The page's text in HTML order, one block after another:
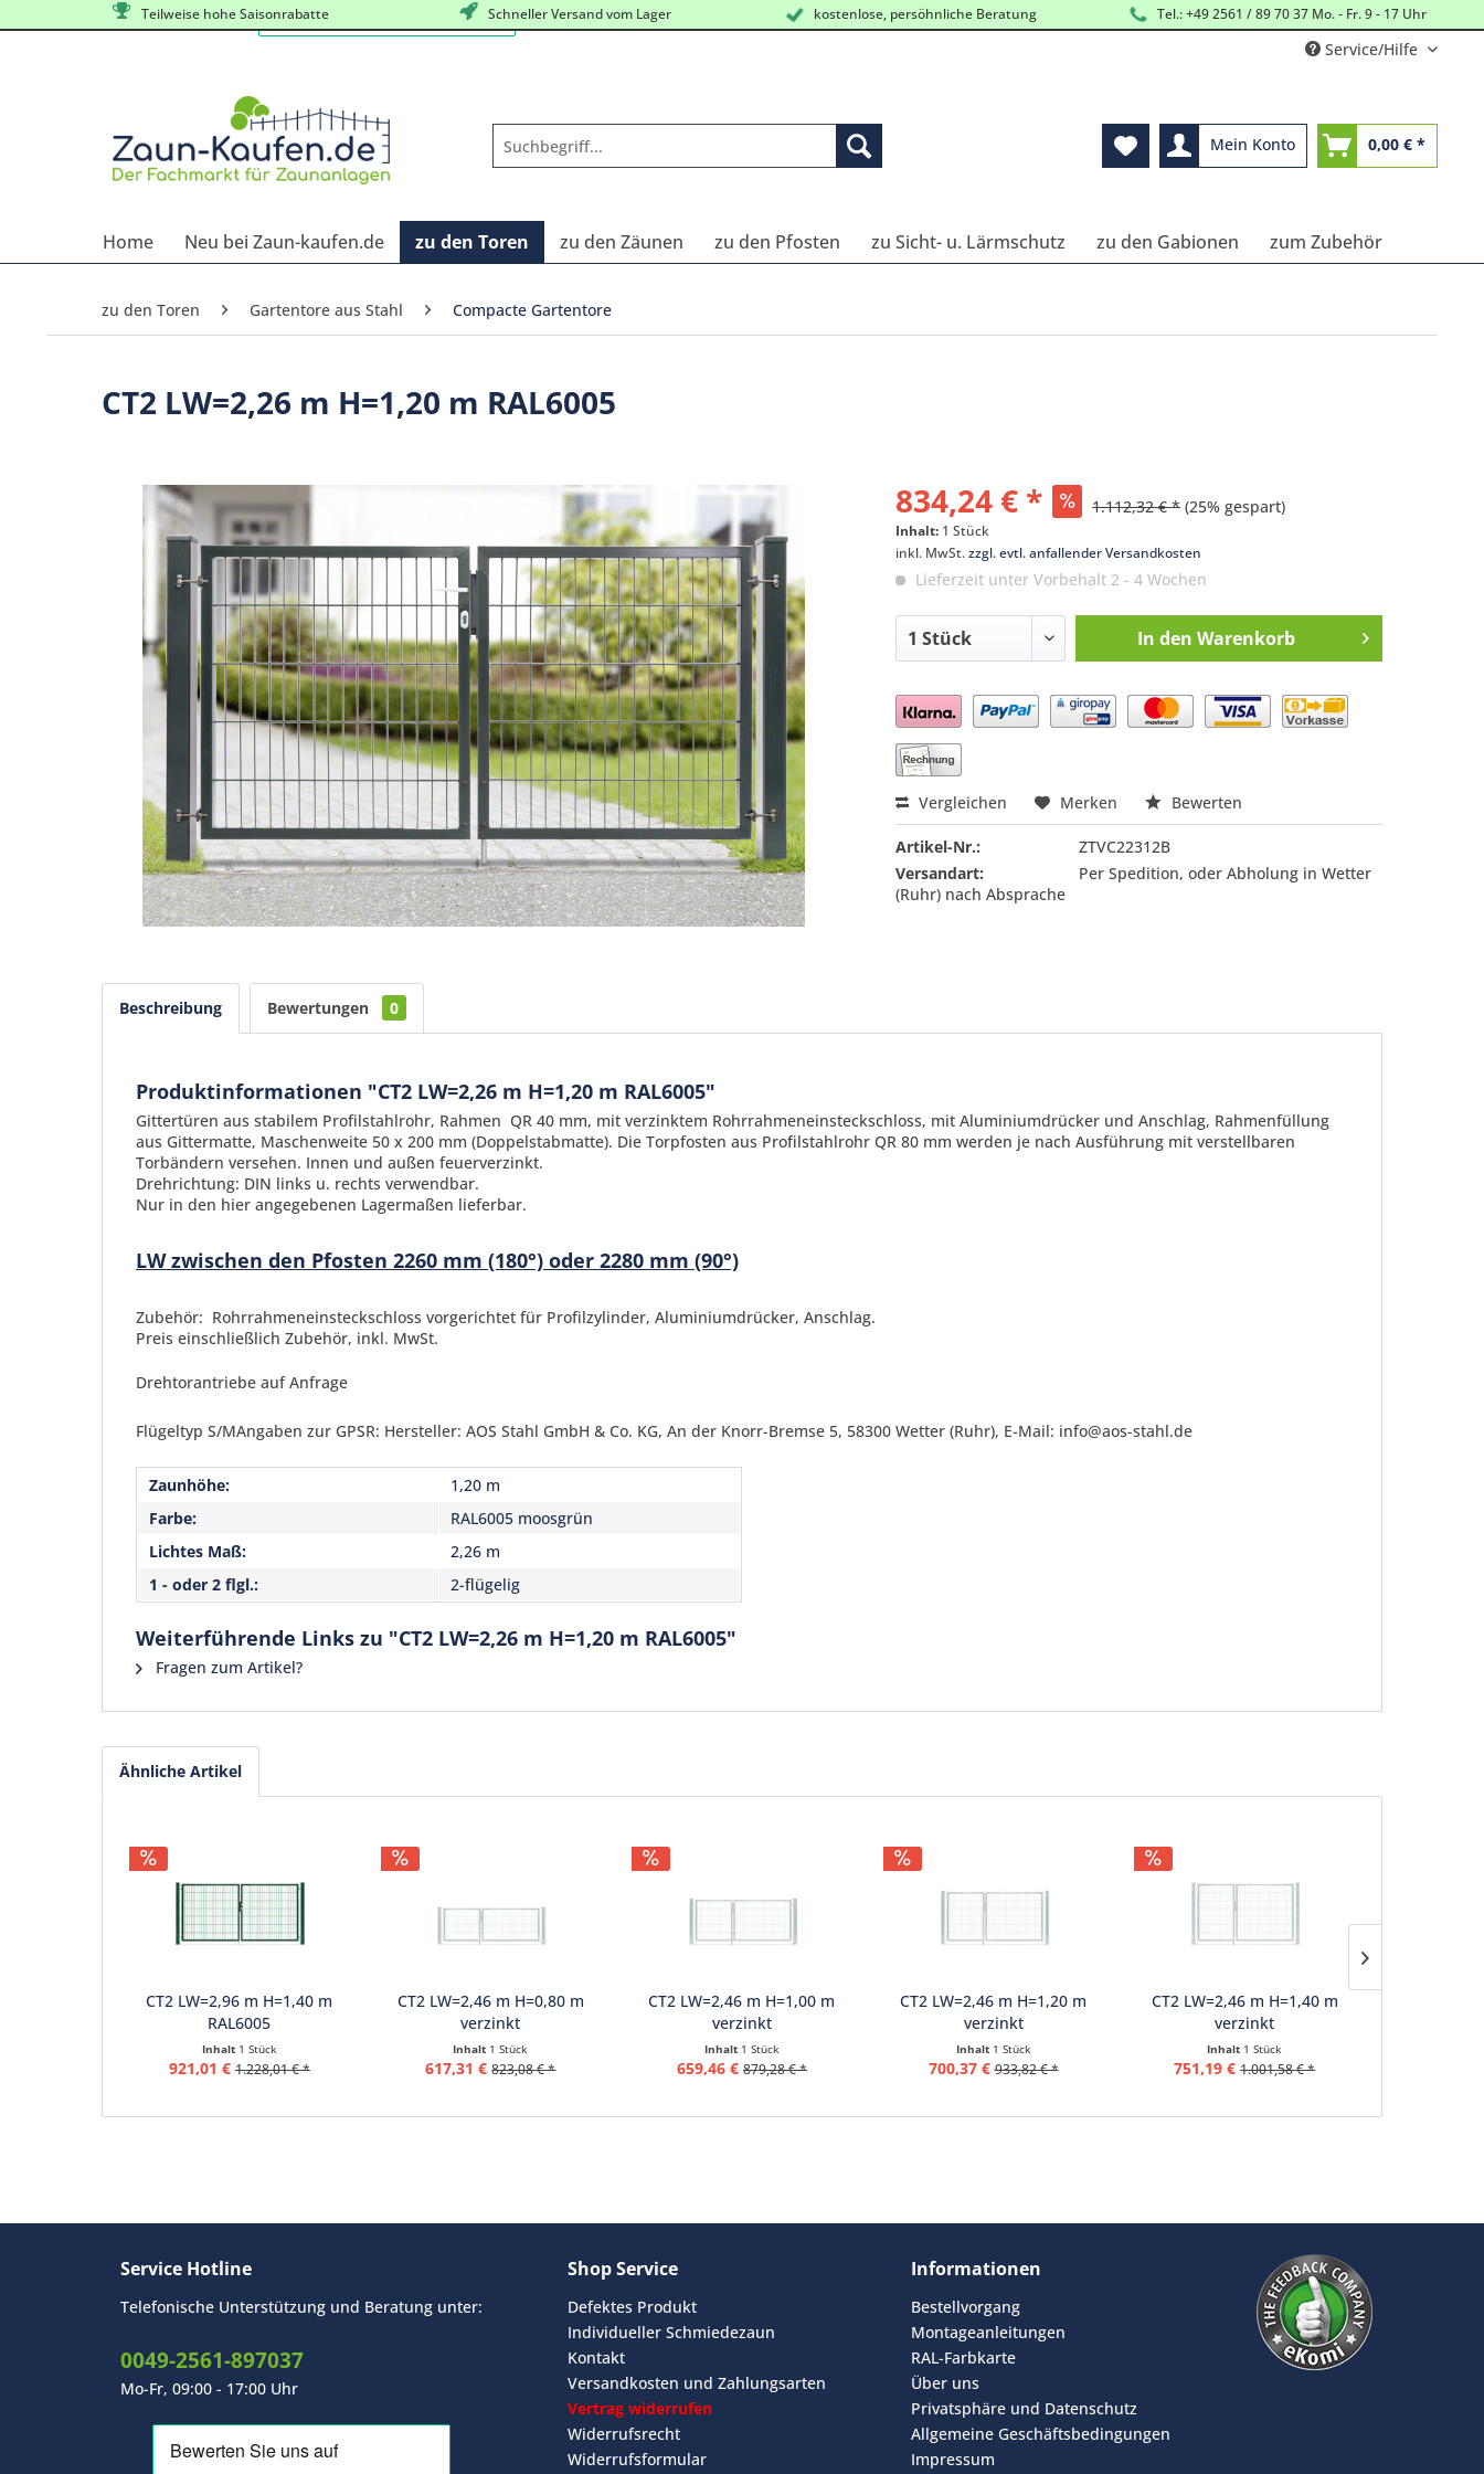
Teilweise hohe Saisonrabatte Schneller Versand vom Lager kostenlose, persöhnliche Beratung Tel.: +49 2561 / 89 70 37 Mo. - Fr. 9 - 17 Uhr
Service/Hilfe
Mein Konto 0,00 € *
Home Neu bei Zaun-kaufen.de zu den Toren zu den Zäunen zu den Pfosten zu Sicht- u. Lärmschutz zu den Gabionen zum Zubehör
zu den Toren Gartentore aus Stahl Compacte Gartentore
CT2 LW=2,26 m H=1,20 m RAL6005
834,24 € * 1.112,32 € * (25% gespart)
Inhalt: 1 Stück
inkl. MwSt.zzgl. evtl. anfallender Versandkosten
Lieferzeit unter Vorbehalt 2 - 4 Wochen
In den Warenkorb
Preis anfragen
Vergleichen Merken Bewerten
Artikel-Nr.:
ZTVC22312B
Versandart:
Per Spedition, oder Abholung in Wetter
(Ruhr) nach Absprache
Beschreibung Bewertungen 0
Produktinformationen "CT2 LW=2,26 m H=1,20 m RAL6005"
Gittertüren aus stabilem Profilstahlrohr, Rahmen QR 40 mm, mit verzinktem Rohrrahmeneinsteckschloss, mit Aluminiumdrücker und Anschlag, Rahmenfüllung
aus Gittermatte, Maschenweite 50 x 200 mm (Doppelstabmatte). Die Torpfosten aus Profilstahlrohr QR 80 mm werden je nach Ausführung mit verstellbaren
Torbändern versehen. Innen und außen feuerverzinkt.
Drehrichtung: DIN links u. rechts verwendbar.
Nur in den hier angegebenen Lagermaßen lieferbar.
LW zwischen den Pfosten 2260 mm (180°) oder 2280 mm (90°)
Zubehör: Rohrrahmeneinsteckschloss vorgerichtet für Profilzylinder, Aluminiumdrücker, Anschlag.
Preis einschließlich Zubehör, inkl. MwSt.
Drehtorantriebe auf Anfrage
Flügeltyp S/MAngaben zur GPSR: Hersteller: AOS Stahl GmbH & Co. KG, An der Knorr-Bremse 5, 58300 Wetter (Ruhr), E-Mail: info@aos-stahl.de
Zaunhöhe:
1,20 m
Farbe:
RAL6005 moosgrün
Lichtes Maß:
2,26 m
1 - oder 2 flgl.:
2-flügelig
Weiterführende Links zu "CT2 LW=2,26 m H=1,20 m RAL6005"
Fragen zum Artikel?
Ähnliche Artikel
CT2 LW=2,96 m H=1,40 m
RAL6005
Inhalt 1 Stück
921,01 € 1.228,01 € *
CT2 LW=2,46 m H=0,80 m
verzinkt
Inhalt 1 Stück
617,31 € 823,08 € *
CT2 LW=2,46 m H=1,00 m
verzinkt
Inhalt 1 Stück
659,46 € 879,28 € *
CT2 LW=2,46 m H=1,20 m
verzinkt
Inhalt 1 Stück
700,37 € 933,82 € *
CT2 LW=2,46 m H=1,40 m
verzinkt
Inhalt 1 Stück
751,19 € 1.001,58 € *
Service Hotline
Telefonische Unterstützung und Beratung unter:
0049-2561-897037
Mo-Fr, 09:00 - 17:00 Uhr
Shop Service
Defektes Produkt
Individueller Schmiedezaun
Kontakt
Versandkosten und Zahlungsarten
Vertrag widerrufen
Widerrufsrecht
Widerrufsformular
Informationen
Bestellvorgang
Montageanleitungen
RAL-Farbkarte
Über uns
Privatsphäre und Datenschutz
Allgemeine Geschäftsbedingungen
Impressum